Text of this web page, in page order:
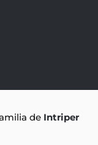
de Intriper